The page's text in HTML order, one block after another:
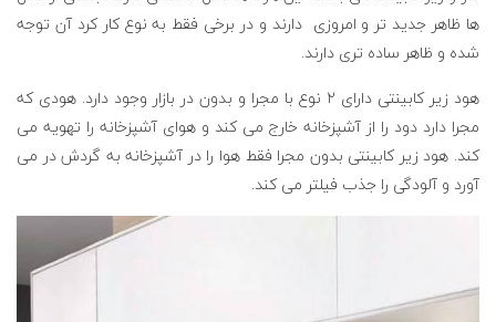
ها ظاهر جدید تر و امروزی دارند و در برخی فقط به نوع کار کرد آن توجه
شده و ظاهر ساده تری دارند.
هود زیر کابینتی دارای ۲ نوع با مجرا و بدون در بازار وجود دارد. هودی که
مجرا دارد دود را از آشپزخانه خارج می کند و هوای آشپزخانه را تهویه می
کند. هود زیر کابینتی بدون مجرا فقط هوا را در آشپزخانه به گردش در می
آورد و آلودگی را جذب فیلتر می کند.